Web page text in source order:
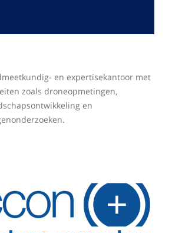
en expertisekantoor met
zoals droneopmetingen,
en